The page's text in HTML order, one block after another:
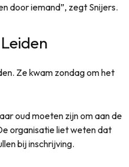
door iemand”, zegt Snijers.
Ze kwam zondag om het
oud moeten zijn om aan de
organisatie liet weten dat
bij inschrijving.